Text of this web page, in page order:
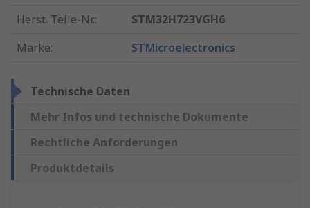
Herst. Teile-Nr.:
STM32H723VGH6
Marke: STMicroelectronics
Technische Daten
Mehr Infos und technische Dokumente
Rechtliche Anforderungen
Produktdetails